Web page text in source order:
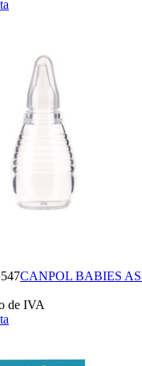
CANPOL BABIES
de IVA